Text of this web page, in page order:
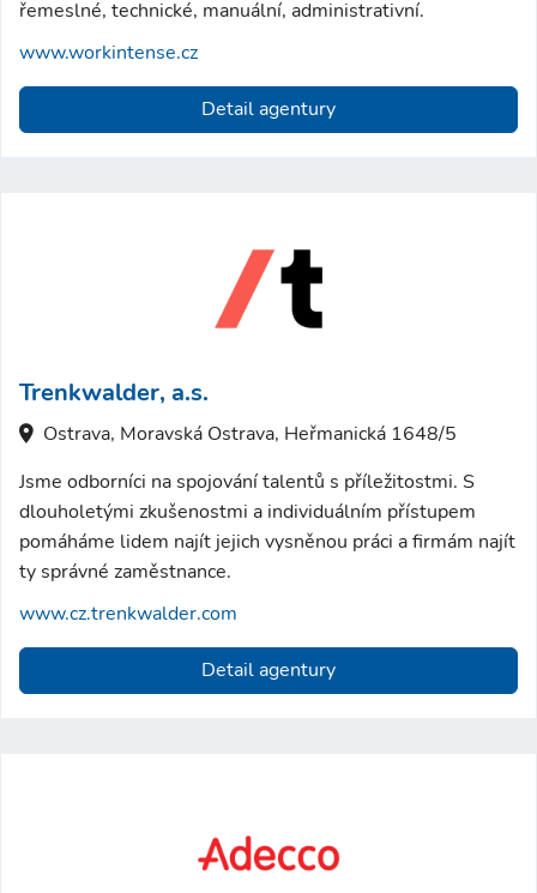
řemeslné, technické, manuální, administrativní.
www.workintense.cz
Detail agentury
Trenkwalder, a.s.
Ostrava, Moravská Ostrava, Heřmanická 1648/5
Jsme odborníci na spojování talentů s příležitostmi. S
dlouholetými zkušenostmi a individuálním přístupem
pomáháme lidem najít jejich vysněnou práci a firmám najít
ty správné zaměstnance.
www.cz.trenkwalder.com
Detail agentury